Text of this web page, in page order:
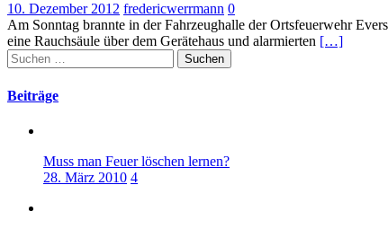
10. Dezember 2012 fredericwerrmann 0
Am Sonntag brannte in der Fahrzeughalle der Ortsfeuerwehr
eine Rauchsäule über dem Gerätehaus und alarmierten […]
Suchen
nach:
Beiträge
Muss man Feuer löschen lernen?
28. März 2010 4